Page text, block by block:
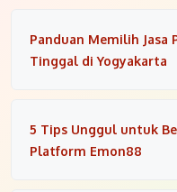
Panduan Memilih Jasa
Tinggal di Yogyakarta
5 Tips Unggul untuk
Platform Emon88